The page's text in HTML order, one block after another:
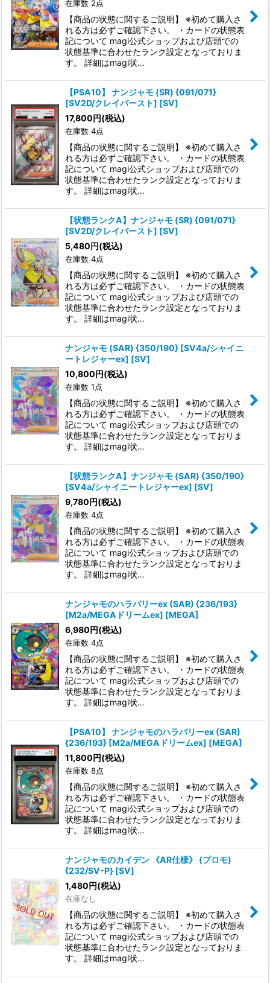
在庫数 2点
【商品の状態に関するご説明】 ※初めて購入さ
れる方は必ずご確認下さい。 ・カードの状態表
記について magi公式ショップおよび店頭での
状態基準に合わせたランク設定となっておりま
す。 詳細はmagi状…
【PSA10】 ナンジャモ (SR) {091/071}
[SV2D/クレイバースト] [SV]
17,800円(税込)
在庫数 4点
【商品の状態に関するご説明】 ※初めて購入さ
れる方は必ずご確認下さい。 ・カードの状態表
記について magi公式ショップおよび店頭での
状態基準に合わせたランク設定となっておりま
す。 詳細はmagi状…
【状態ランクA】ナンジャモ (SR) {091/071}
[SV2D/クレイバースト] [SV]
5,480円(税込)
在庫数 4点
【商品の状態に関するご説明】 ※初めて購入さ
れる方は必ずご確認下さい。 ・カードの状態表
記について magi公式ショップおよび店頭での
状態基準に合わせたランク設定となっておりま
す。 詳細はmagi状…
ナンジャモ (SAR) {350/190} [SV4a/シャイニ
ートレジャーex] [SV]
10,800円(税込)
在庫数 1点
【商品の状態に関するご説明】 ※初めて購入さ
れる方は必ずご確認下さい。 ・カードの状態表
記について magi公式ショップおよび店頭での
状態基準に合わせたランク設定となっておりま
す。 詳細はmagi状…
【状態ランクA】ナンジャモ (SAR) {350/190}
[SV4a/シャイニートレジャーex] [SV]
9,780円(税込)
在庫数 4点
【商品の状態に関するご説明】 ※初めて購入さ
れる方は必ずご確認下さい。 ・カードの状態表
記について magi公式ショップおよび店頭での
状態基準に合わせたランク設定となっておりま
す。 詳細はmagi状…
ナンジャモのハラバリーex (SAR) {236/193}
[M2a/MEGAドリームex] [MEGA]
6,980円(税込)
在庫数 4点
【商品の状態に関するご説明】 ※初めて購入さ
れる方は必ずご確認下さい。 ・カードの状態表
記について magi公式ショップおよび店頭での
状態基準に合わせたランク設定となっておりま
す。 詳細はmagi状…
【PSA10】 ナンジャモのハラバリーex (SAR)
{236/193} [M2a/MEGAドリームex] [MEGA]
11,800円(税込)
在庫数 8点
【商品の状態に関するご説明】 ※初めて購入さ
れる方は必ずご確認下さい。 ・カードの状態表
記について magi公式ショップおよび店頭での
状態基準に合わせたランク設定となっておりま
す。 詳細はmagi状…
ナンジャモのカイデン 《AR仕様》 (プロモ)
{232/SV-P} [SV]
1,480円(税込)
在庫なし
【商品の状態に関するご説明】 ※初めて購入さ
れる方は必ずご確認下さい。 ・カードの状態表
記について magi公式ショップおよび店頭での
状態基準に合わせたランク設定となっておりま
す。 詳細はmagi状…